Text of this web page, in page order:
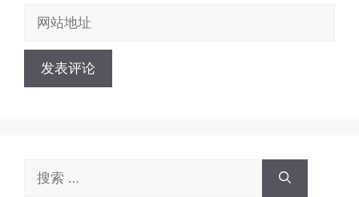
地
地
索：